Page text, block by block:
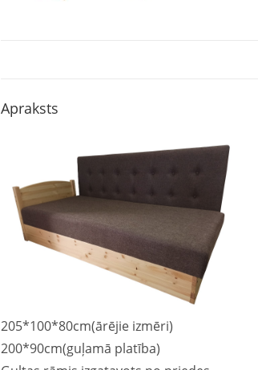
Apraksts
205*100*80cm(ārējie izmēri)
200*90cm(guļamā platība)